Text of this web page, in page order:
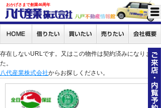
おかげさまで創業46周年
存在しないURLです。又はこの物件は契約済みになりまし
た。
八代産業株式会社からお探しください。